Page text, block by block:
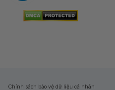
Chính sách bảo vệ dữ liệu cá nhân